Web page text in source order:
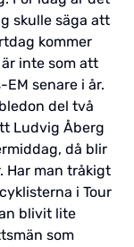
skulle säga att
kommer
inte som att
senare i år.
del två
Ludvig Åberg
då blir
Har man tråkigt
i Tour
blivit lite
som